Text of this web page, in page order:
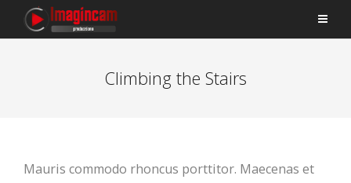
Climbing the Stairs
Mauris commodo rhoncus porttitor. Maecenas et